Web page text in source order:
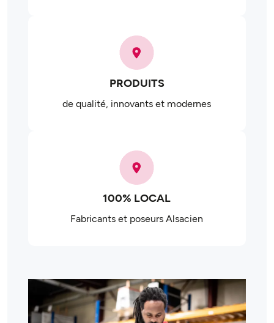
PRODUITS
de qualité, innovants et modernes
100% LOCAL
Fabricants et poseurs Alsacien